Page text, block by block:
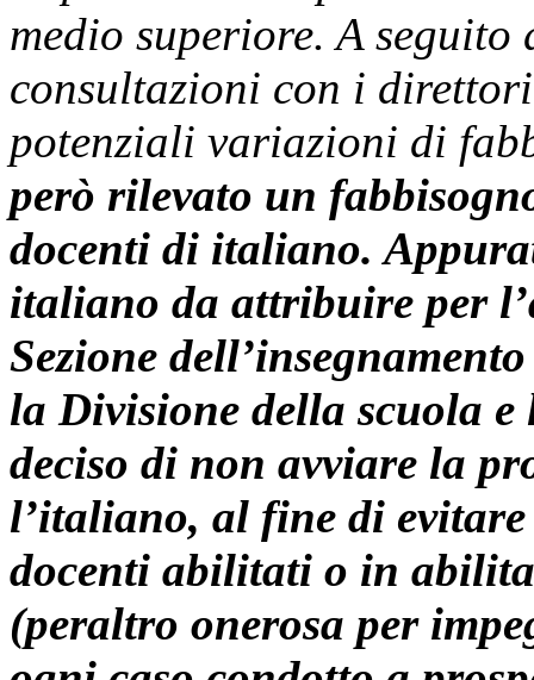
medio superiore. A
consultazioni con i
potenziali variazioni di
però rilevato un
docenti di italiano.
italiano da attribuire per
Sezione
la Divisione della scuola
deciso di non avviare la
l’italiano, al fine di
docenti abilitati o in
(peraltro onerosa per